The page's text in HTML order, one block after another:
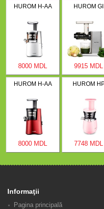
HUROM H-AA
8000 MDL
HUROM GI
9915 MDL
HUROM H-AA
8000 MDL
HUROM
7748 MDL
Informaţii
Pagina principală